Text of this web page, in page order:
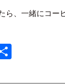
ら、一緒にコー